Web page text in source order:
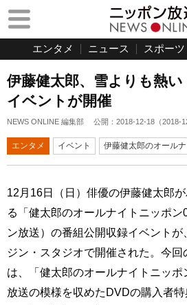
エンタメ ニュース スポーツ
伊藤健太郎、雪よりも熱
イベントが開催
NEWS ONLINE 編集部 公開： 2018-12-18 （2018-
エンタメ イベント 伊藤健太郎のオール
12月16日（日）俳優の伊藤健太郎
る「健太郎のオールナイトニッポ
ン放送）の番組公開収録イベント
ジン・スタジオで開催された。今回
は、「健太郎のオールナイトニッ
放送の模様を収めたDVDの購入者